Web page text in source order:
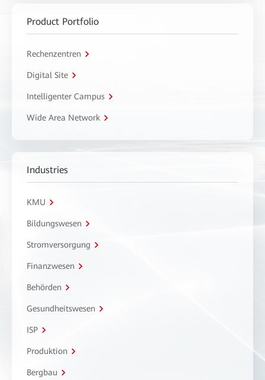
Product Portfolio
Rechenzentren
Digital Site
Intelligenter Campus
Wide Area Network
Industries
KMU
Bildungswesen
Stromversorgung
Finanzwesen
Behörden
Gesundheitswesen
ISP
Produktion
Bergbau